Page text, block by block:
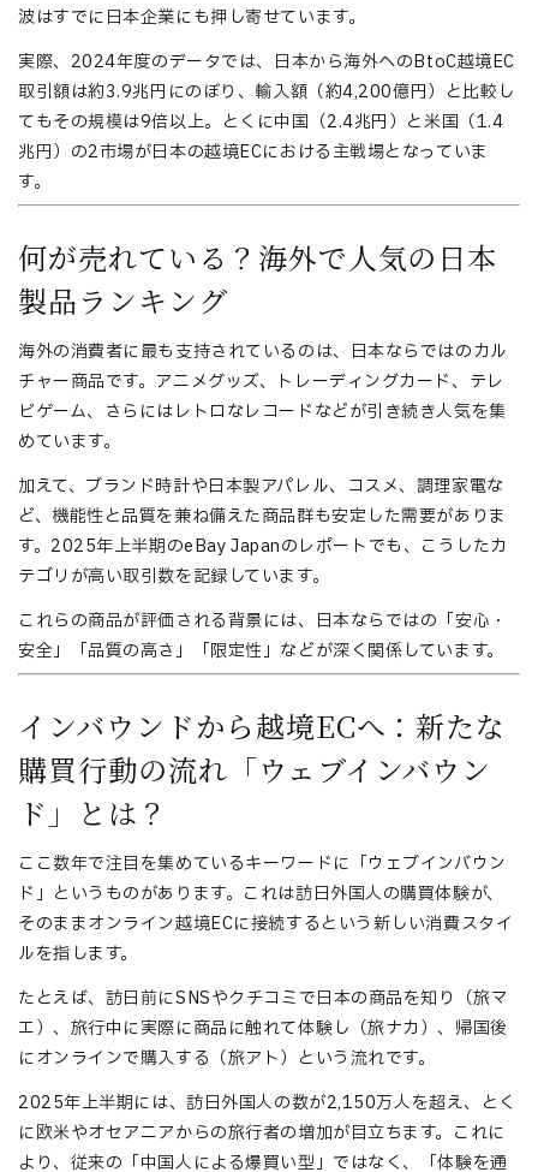
波はすでに日本企業にも押し寄せています。
実際、2024年度のデータでは、日本から海外へのBtoC越境EC
取引額は約3.9兆円にのぼり、輸入額（約4,200億円）と比較し
てもその規模は9倍以上。とくに中国（2.4兆円）と米国（1.4
兆円）の2市場が日本の越境ECにおける主戦場となっていま
す。
何が売れている？海外で人気の日本
製品ランキング
海外の消費者に最も支持されているのは、日本ならではのカル
チャー商品です。アニメグッズ、トレーディングカード、テレ
ビゲーム、さらにはレトロなレコードなどが引き続き人気を集
めています。
加えて、ブランド時計や日本製アパレル、コスメ、調理家電な
ど、機能性と品質を兼ね備えた商品群も安定した需要がありま
す。2025年上半期のeBay Japanのレポートでも、こうしたカ
テゴリが高い取引数を記録しています。
これらの商品が評価される背景には、日本ならではの「安心・
安全」「品質の高さ」「限定性」などが深く関係しています。
インバウンドから越境ECへ：新たな
購買行動の流れ「ウェブインバウン
ド」とは？
ここ数年で注目を集めているキーワードに「ウェブインバウン
ド」というものがあります。これは訪日外国人の購買体験が、
そのままオンライン越境ECに接続するという新しい消費スタイ
ルを指します。
たとえば、訪日前にSNSやクチコミで日本の商品を知り（旅マ
エ）、旅行中に実際に商品に触れて体験し（旅ナカ）、帰国後
にオンラインで購入する（旅アト）という流れです。
2025年上半期には、訪日外国人の数が2,150万人を超え、とく
に欧米やオセアニアからの旅行者の増加が目立ちます。これに
より、従来の「中国人による爆買い型」ではなく、「体験を通